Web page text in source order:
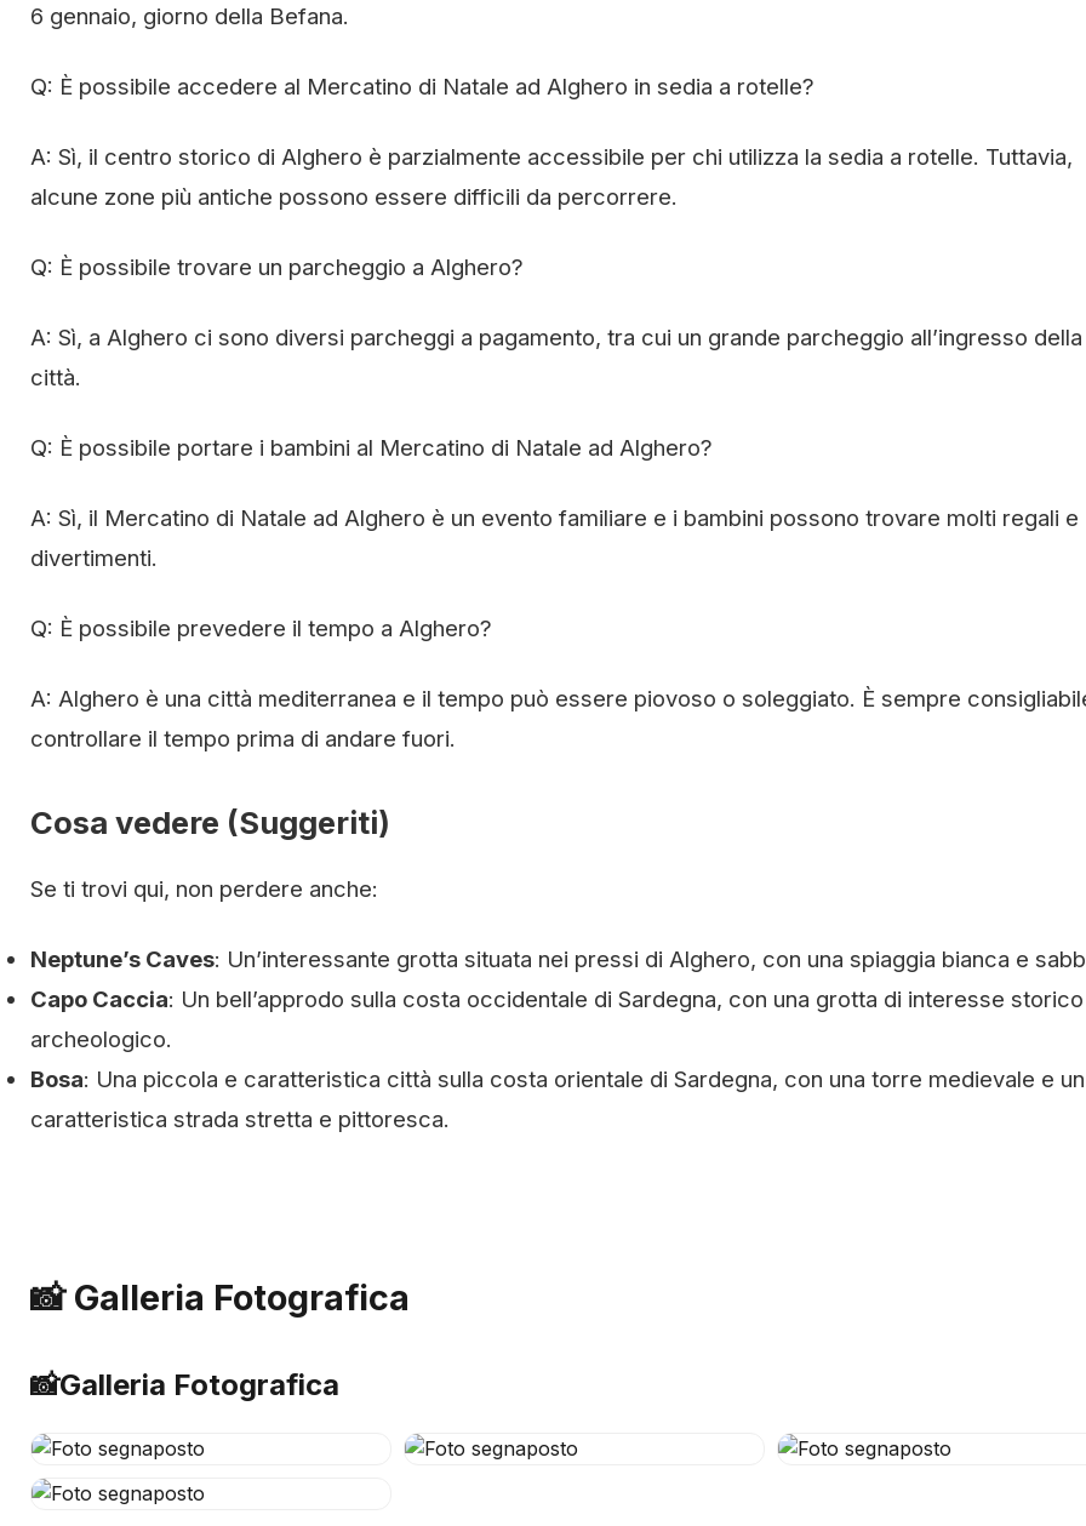
6 gennaio, giorno della Befana.
Q: È possibile accedere al Mercatino di Natale ad Alghero in sedia a rotelle?
A: Sì, il centro storico di Alghero è parzialmente accessibile per chi utilizza la sedia a rotelle. Tuttavia,
alcune zone più antiche possono essere difficili da percorrere.
Q: È possibile trovare un parcheggio a Alghero?
A: Sì, a Alghero ci sono diversi parcheggi a pagamento, tra cui un grande parcheggio all’ingresso della
città.
Q: È possibile portare i bambini al Mercatino di Natale ad Alghero?
A: Sì, il Mercatino di Natale ad Alghero è un evento familiare e i bambini possono trovare molti regali e
divertimenti.
Q: È possibile prevedere il tempo a Alghero?
A: Alghero è una città mediterranea e il tempo può essere piovoso o soleggiato. È sempre
controllare il tempo prima di andare fuori.
Cosa vedere (Suggeriti)
Se ti trovi qui, non perdere anche:
Neptune’s Caves: Un’interessante grotta situata nei pressi di Alghero, con una spiaggia bianca e
Capo Caccia: Un bell’approdo sulla costa occidentale di Sardegna, con una grotta di interesse
archeologico.
Bosa: Una piccola e caratteristica città sulla costa orientale di Sardegna, con una torre medievale e
caratteristica strada stretta e pittoresca.
📸 Galleria Fotografica
📸Galleria Fotografica